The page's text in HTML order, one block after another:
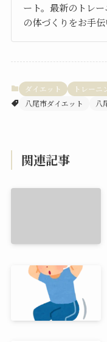
ート。最新のトレ
の体づくりをお手伝
ダイエット
トレーニ
八尾市ダイエット
八
関連記事